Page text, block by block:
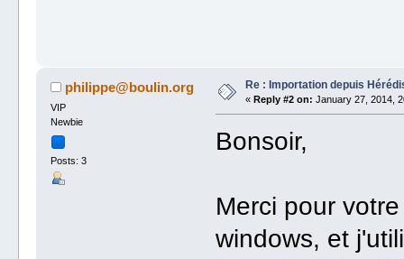
philippe@boulin.org
VIP
Newbie
Posts: 3
Re : Importation depuis
« Reply #2 on: January 27, 2014,
Bonsoir,
Merci pour
windows, et